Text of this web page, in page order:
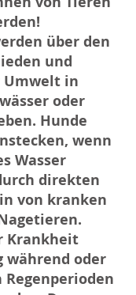
über den
und
Umwelt in
oder
Hunde
wenn
Wasser
direkten
von kranken
Krankheit
während oder